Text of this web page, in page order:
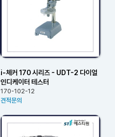
i-체커 170 시리즈 - UDT-2 다이얼
인디케이터 테스터
170-102-12
견적문의